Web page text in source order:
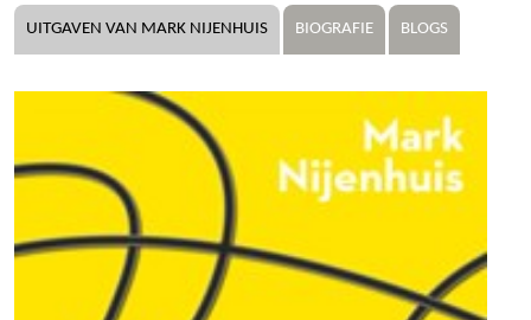
UITGAVEN VAN MARK NIJENHUIS BIOGRAFIE BLOGS